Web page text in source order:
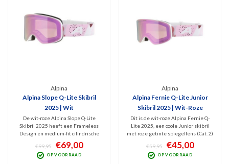
Alpina
Alpina Slope Q-Lite Skibril
2025 | Wit
De wit-roze Alpina Slope Q-Lite
Skibril 2025 heeft een Frameless
Design en medium-fit cilindrische
vormgeving. Dit chique model heeft
frameventilatie en de roze
spiegellens (Cat. 2) die optimaal
€99,95 €69,00
OP VOORRAAD
Alpina
Alpina Fernie Q-Lite Junior
Skibril 2025 | Wit-Roze
Dit is de wit-roze Alpina Fernie Q-
Lite 2025, een coole Junior skibril
met roze getinte spiegellens (Cat. 2)
die beschermt tegen schadelijk UV
en Infrarood en optimaal zicht geeft
bij bewolkt tot licht zonnig weer.
€59,95 €45,00
OP VOORRAAD